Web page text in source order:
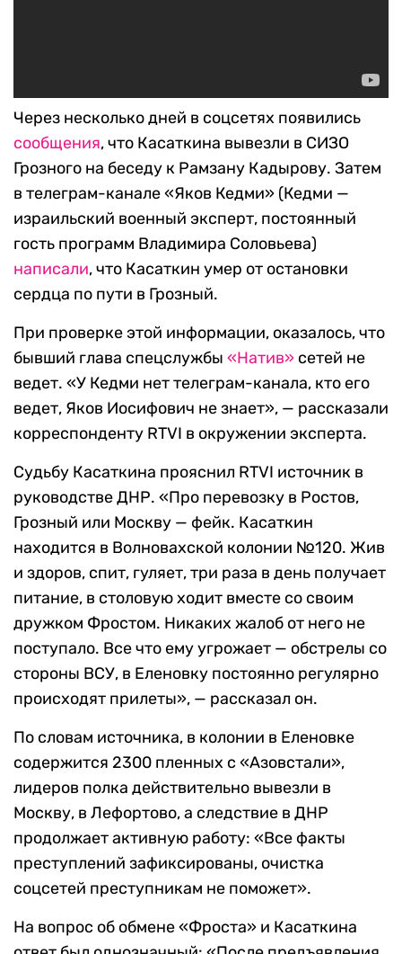
Через несколько дней в соцсетях появились
сообщения, что Касаткина вывезли в СИЗО
Грозного на беседу к Рамзану Кадырову. Затем
в телеграм-канале «Яков Кедми» (Кедми —
израильский военный эксперт, постоянный
гость программ Владимира Соловьева)
написали, что Касаткин умер от остановки
сердца по пути в Грозный.
При проверке этой информации, оказалось, что
бывший глава спецслужбы «Натив» сетей не
ведет. «У Кедми нет телеграм-канала, кто его
ведет, Яков Иосифович не знает», — рассказали
корреспонденту RTVI в окружении эксперта.
Судьбу Касаткина прояснил RTVI источник в
руководстве ДНР. «Про перевозку в Ростов,
Грозный или Москву — фейк. Касаткин
находится в Волновахской колонии №120. Жив
и здоров, спит, гуляет, три раза в день получает
питание, в столовую ходит вместе со своим
дружком Фростом. Никаких жалоб от него не
поступало. Все что ему угрожает — обстрелы со
стороны ВСУ, в Еленовку постоянно регулярно
происходят прилеты», — рассказал он.
По словам источника, в колонии в Еленовке
содержится 2300 пленных с «Азовстали»,
лидеров полка действительно вывезли в
Москву, в Лефортово, а следствие в ДНР
продолжает активную работу: «Все факты
преступлений зафиксированы, очистка
соцсетей преступникам не поможет».
На вопрос об обмене «Фроста» и Касаткина